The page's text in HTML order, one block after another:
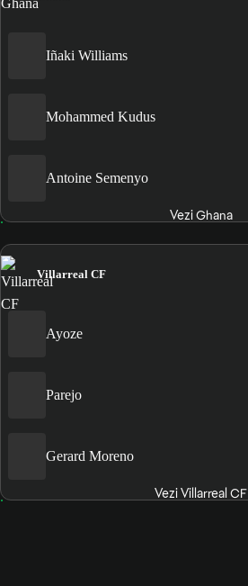
Iñaki Williams
Mohammed Kudus
Antoine Semenyo
Vezi Ghana
Villarreal CF
Ayoze
Parejo
Gerard Moreno
Vezi Villarreal CF